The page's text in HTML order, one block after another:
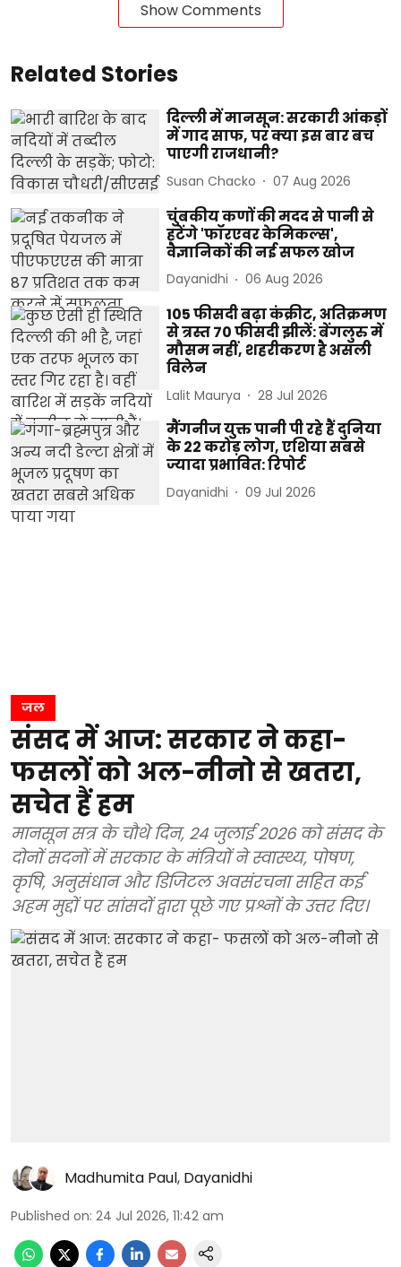
Show Comments
Related Stories
दिल्ली में मानसून: सरकारी आंकड़ों
में गाद साफ, पर क्या इस बार बच
पाएगी राजधानी?
Susan Chacko 07 Aug 2026
चुंबकीय कणों की मदद से पानी से
हटेंगे 'फॉरएवर केमिकल्स',
वैज्ञानिकों की नई सफल खोज
Dayanidhi 06 Aug 2026
105 फीसदी बढ़ा कंक्रीट, अतिक्रमण
से त्रस्त 70 फीसदी झीलें: बेंगलुरु में
मौसम नहीं, शहरीकरण है असली
विलेन
Lalit Maurya 28 Jul 2026
मैंगनीज युक्त पानी पी रहे हैं दुनिया
के 22 करोड़ लोग, एशिया सबसे
ज्यादा प्रभावित: रिपोर्ट
Dayanidhi 09 Jul 2026
जल
संसद में आज: सरकार ने कहा-
फसलों को अल-नीनो से खतरा,
सचेत हैं हम
मानसून सत्र के चौथे दिन, 24 जुलाई 2026 को संसद के
दोनों सदनों में सरकार के मंत्रियों ने स्वास्थ्य, पोषण,
कृषि, अनुसंधान और डिजिटल अवसंरचना सहित कई
अहम मुद्दों पर सांसदों द्वारा पूछे गए प्रश्नों के उत्तर दिए।
Madhumita Paul, Dayanidhi
Published on: 24 Jul 2026, 11:42 am